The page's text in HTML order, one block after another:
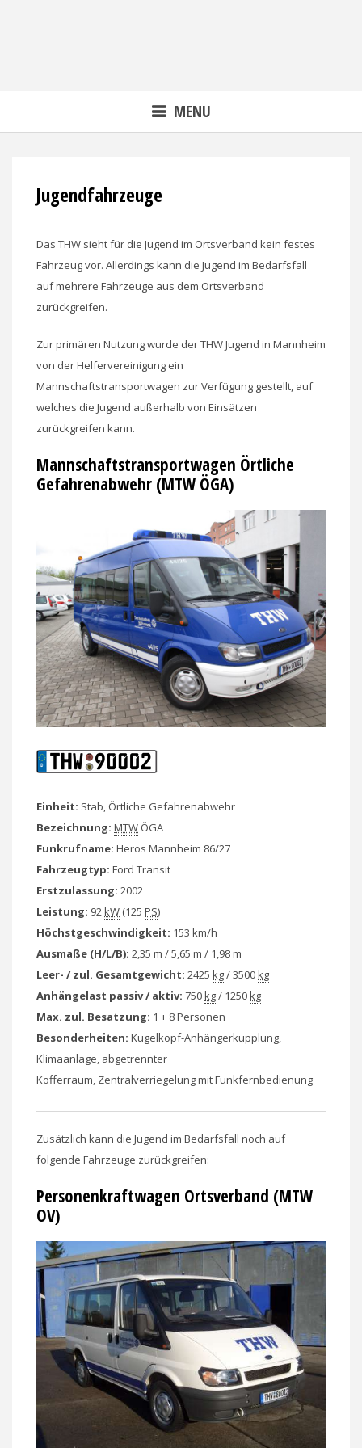
MENU
Jugendfahrzeuge
Das THW sieht für die Jugend im Ortsverband kein festes
Fahrzeug vor. Allerdings kann die Jugend im Bedarfsfall
auf mehrere Fahrzeuge aus dem Ortsverband
zurückgreifen.
Zur primären Nutzung wurde der THW Jugend in Mannheim
von der Helfervereinigung ein
Mannschaftstransportwagen zur Verfügung gestellt, auf
welches die Jugend außerhalb von Einsätzen
zurückgreifen kann.
Mannschaftstransportwagen Örtliche
Gefahrenabwehr (MTW ÖGA)
Einheit: Stab, Örtliche Gefahrenabwehr
Bezeichnung: MTW ÖGA
Funkrufname: Heros Mannheim 86/27
Fahrzeugtyp: Ford Transit
Erstzulassung: 2002
Leistung: 92kW (125 PS)
Höchstgeschwindigkeit: 153 km/h
Ausmaße (H/L/B): 2,35 m / 5,65 m / 1,98 m
Leer- / zul. Gesamtgewicht: 2425 kg/ 3500kg
Anhängelast passiv / aktiv: 750kg/ 1250kg
Max. zul. Besatzung: 1 + 8 Personen
Besonderheiten: Kugelkopf-Anhängerkupplung,
Klimaanlage, abgetrennter
Kofferraum, Zentralverriegelung mit Funkfernbedienung
Zusätzlich kann die Jugend im Bedarfsfall noch auf
folgende Fahrzeuge zurückgreifen:
Personenkraftwagen Ortsverband (MTW
OV)